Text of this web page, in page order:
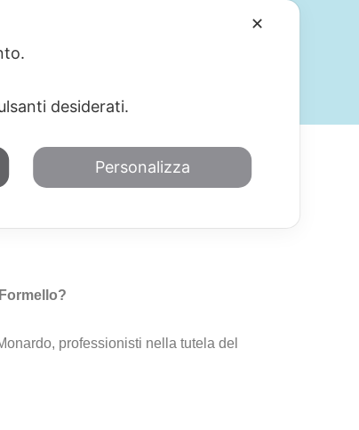
professionisti nella tutela del
✕
desiderati.
Personalizza